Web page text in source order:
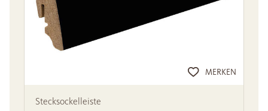
MERKEN
Stecksockelleiste